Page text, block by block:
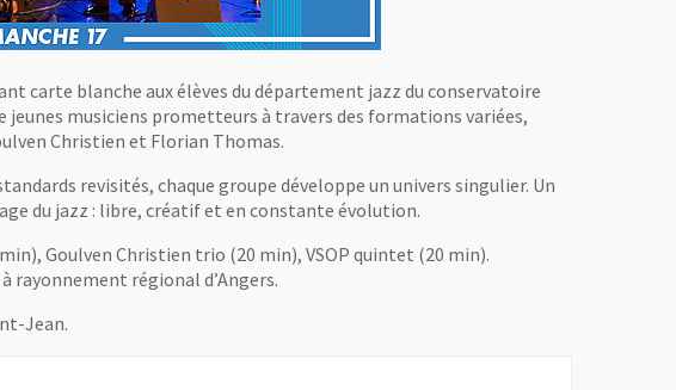
carte blanche aux élèves du département jazz du conservatoire
jeunes musiciens prometteurs à travers des formations variées,
Christien et Florian Thomas.
revisités, chaque groupe développe un univers singulier. Un
du jazz : libre, créatif et en constante évolution.
Goulven Christien trio (20 min), VSOP quintet (20 min).
rayonnement régional d’Angers.
Jean.